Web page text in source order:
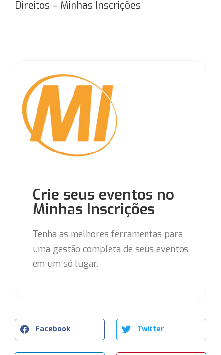
Direitos – Minhas Inscrições
Crie seus eventos no
Minhas Inscrições
Tenha as melhores ferramentas para
uma gestão completa de seus eventos
em um só lugar.
Facebook Twitter